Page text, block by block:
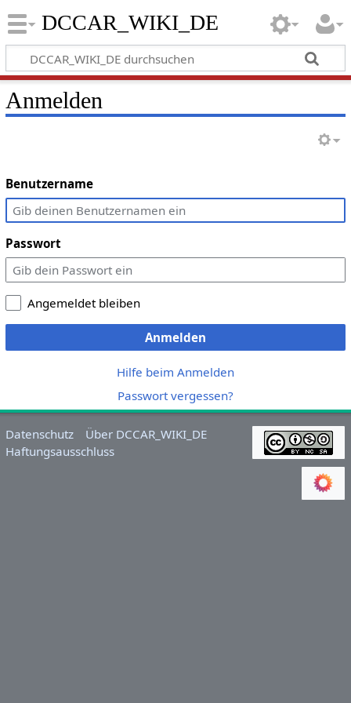
DCCAR_WIKI_DE
Anmelden
Benutzername
Passwort
Angemeldet bleiben
Anmelden
Hilfe beim Anmelden
Passwort vergessen?
Datenschutz
Über DCCAR_WIKI_DE
Haftungsausschluss